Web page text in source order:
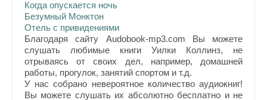
Когда опускается ночь
Безумный Монктон
Отель с привидениями
Благодаря сайту Audobook-mp3.com Вы можете
слушать любимые книги Уилки Коллинз, не
отрываясь от своих дел, например, домашней
работы, прогулок, занятий спортом и т.д.
У нас собрано невероятное количество аудиокниг!
Вы можете слушать их абсолютно бесплатно и не